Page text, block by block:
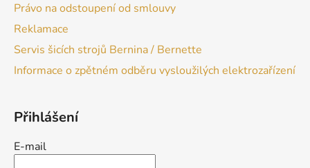
Právo na odstoupení od smlouvy
Reklamace
Servis šicích strojů Bernina / Bernette
Informace o zpětném odběru vysloužilých elektrozařízení
Přihlášení
E-mail